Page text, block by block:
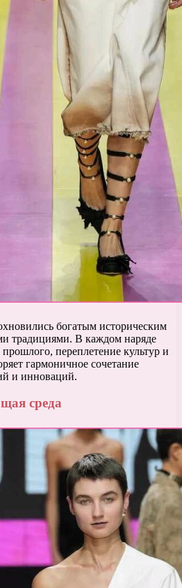
богатым историческим
традициями. В каждом наряде
переплетение культур и
гармоничное сочетание
и инноваций.
среда